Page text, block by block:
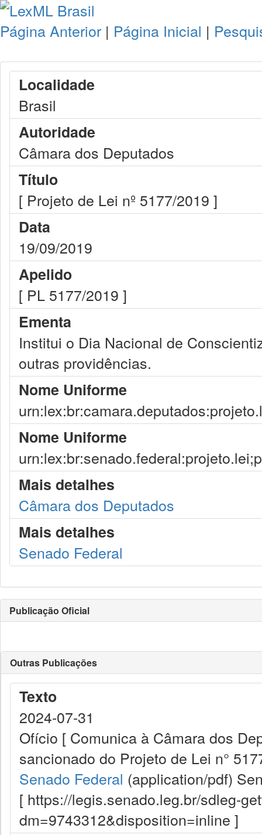
Página Anterior | Página Inicial |
Localidade
Brasil
Autoridade
Câmara dos Deputados
Título
[ Projeto de Lei nº 5177/2019 ]
Data
19/09/2019
Apelido
[ PL 5177/2019 ]
Ementa
Institui o Dia Nacional de
outras providências.
Nome Uniforme
Nome Uniforme
Mais detalhes
Câmara dos Deputados
Mais detalhes
Senado Federal
Publicação Oficial
Outras Publicações
Texto
2024-07-31
Ofício [ Comunica à Câmara dos
sancionado do Projeto de Lei n°
Senado Federal (application/pdf)
[ https://legis.senado.leg.br/sdleg-
dm=9743312&disposition=inline ]